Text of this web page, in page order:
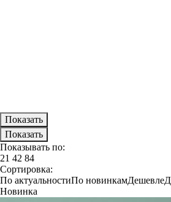
Показывать по:
21 42 84
Сортировка:
По актуальностиПо новинкамДешевле
Новинка